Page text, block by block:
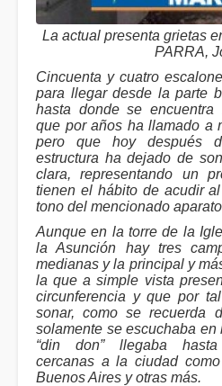
La actual presenta grietas
PARRA,
Cincuenta y cuatro
para llegar desde la parte
hasta donde se encuentra
que por años ha llamado a
pero que hoy después
estructura ha dejado de
clara, representando un
tienen el hábito de acudir
tono del mencionado
Aunque en la torre de la
la Asunción hay tres
medianas y la principal y
la que a simple vista
circunferencia y que por
sonar, como se recuerda
solamente se escuchaba
“din don” llegaba
cercanas a la ciudad
Buenos Aires y otras más.